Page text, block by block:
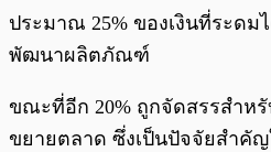
ประมาณ 25% ของเงินที่ระดม
พัฒนาผลิตภัณฑ์
ขณะที่อีก 20% ถูกจัดสรรสำห
ขยายตลาด ซึ่งเป็นปัจจัยสำคัญ